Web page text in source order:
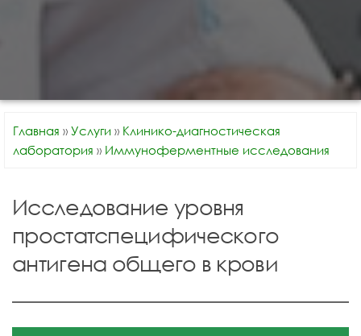
Главная » Услуги » Клинико-диагностическая
лаборатория » Иммуноферментные исследования
Исследование уровня
простатспецифического
антигена общего в крови